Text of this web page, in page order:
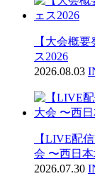
【大会概
ス2026
2026.08.03
【LIVE配
会 〜西日
2026.07.30